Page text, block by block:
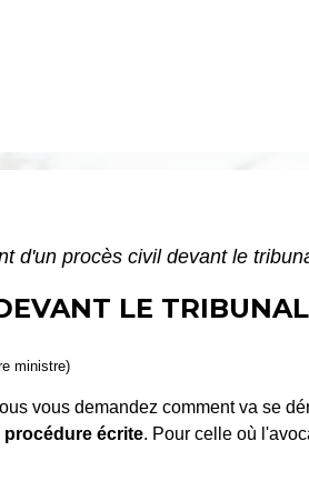
d'un procès civil devant le
LE
ministre)
vous demandez comment va se
procédure écrite. Pour celle où